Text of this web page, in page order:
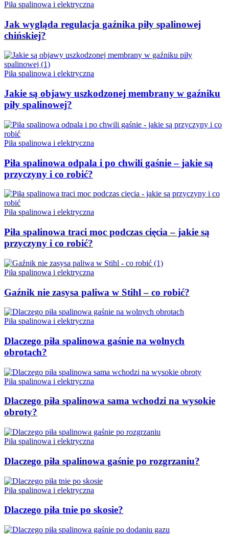
Piła spalinowa i elektryczna
Jak wygląda regulacja gaźnika piły spalinowej
chińskiej?
Piła spalinowa i elektryczna
Jakie są objawy uszkodzonej membrany w gaźniku
piły spalinowej?
Piła spalinowa i elektryczna
Piła spalinowa odpala i po chwili gaśnie – jakie są
przyczyny i co robić?
Piła spalinowa i elektryczna
Piła spalinowa traci moc podczas cięcia – jakie są
przyczyny i co robić?
Piła spalinowa i elektryczna
Gaźnik nie zasysa paliwa w Stihl – co robić?
Piła spalinowa i elektryczna
Dlaczego piła spalinowa gaśnie na wolnych
obrotach?
Piła spalinowa i elektryczna
Dlaczego piła spalinowa sama wchodzi na wysokie
obroty?
Piła spalinowa i elektryczna
Dlaczego piła spalinowa gaśnie po rozgrzaniu?
Piła spalinowa i elektryczna
Dlaczego piła tnie po skosie?